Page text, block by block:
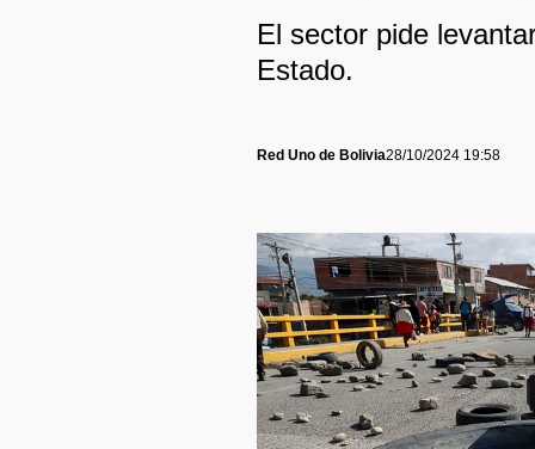
El sector pide
Estado.
Red Uno de Bolivia28/10/2024 19:58